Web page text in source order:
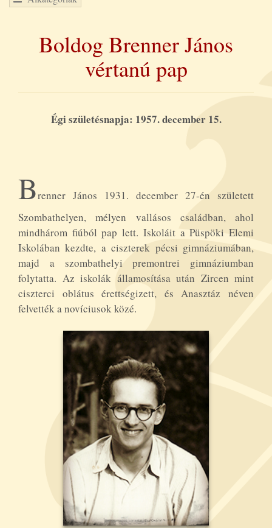
Boldog Brenner János
vértanú pap
Égi születésnapja: 1957. december 15.
Brenner János 1931. december 27-én született
Szombathelyen, mélyen vallásos családban, ahol
mindhárom fiúból pap lett. Iskoláit a Püspöki Elemi
Iskolában kezdte, a ciszterek pécsi gimnáziumában,
majd a szombathelyi premontrei gimnáziumban
folytatta. Az iskolák államosítása után Zircen mint
ciszterci oblátus érettségizett, és Anasztáz néven
felvették a novíciusok közé.